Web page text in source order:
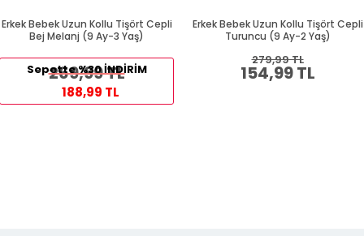
Erkek Bebek Uzun Kollu Tişört Cepli
Bej Melanj (9 Ay-3 Yaş)
269,99 TL
Sepette %30 İNDİRİM
188,99 TL
Erkek Bebek Uzun Kollu Tişört Cepli
Turuncu (9 Ay-2 Yaş)
154,99 TL
279,99 TL